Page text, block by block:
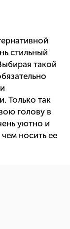
стильный
такой
Только так
голову в
уютно и
носить ее